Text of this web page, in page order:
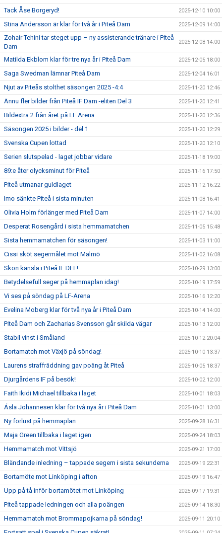
Tack Åse Borgeryd! 2025-12-10 10:00
Stina Andersson är klar för två år i Piteå Dam 2025-12-09 14:00
Zohair Tehini tar steget upp – ny assisterande tränare i Piteå
Dam
2025-12-08 14:00
Matilda Ekblom klar för tre nya år i Piteå Dam 2025-12-05 18:00
Saga Swedman lämnar Piteå Dam 2025-12-04 16:01
Njut av Piteås stolthet säsongen 2025 -4:4 2025-11-20 12:46
Ännu fler bilder från Piteå IF Dam -eliten Del 3 2025-11-20 12:41
Bildextra 2 från året på LF Arena 2025-11-20 12:36
Säsongen 2025 i bilder - del 1 2025-11-20 12:29
Svenska Cupen lottad 2025-11-20 12:10
Serien slutspelad - laget jobbar vidare 2025-11-18 19:00
89:e åter olycksminut för Piteå 2025-11-16 17:50
Piteå utmanar guldlaget 2025-11-12 16:22
Imo sänkte Piteå i sista minuten 2025-11-08 16:41
Olivia Holm förlänger med Piteå Dam 2025-11-07 14:00
Desperat Rosengård i sista hemmamatchen 2025-11-05 15:48
Sista hemmamatchen för säsongen! 2025-11-03 11:00
Cissi sköt segermålet mot Malmö 2025-11-02 16:08
Skön känsla i Piteå IF DFF! 2025-10-29 13:00
Betydelsefull seger på hemmaplan idag! 2025-10-19 17:59
Vi ses på söndag på LF-Arena 2025-10-16 12:20
Evelina Moberg klar för två nya år i Piteå Dam 2025-10-14 14:00
Piteå Dam och Zacharias Svensson går skilda vägar 2025-10-13 12:00
Stabil vinst i Småland 2025-10-12 20:04
Bortamatch mot Växjö på söndag! 2025-10-10 13:37
Laurens straffräddning gav poäng åt Piteå 2025-10-05 18:37
Djurgårdens IF på besök! 2025-10-02 12:00
Faith Ikidi Michael tillbaka i laget 2025-10-01 18:03
Ásla Johannesen klar för två nya år i Piteå Dam 2025-10-01 13:00
Ny förlust på hemmaplan 2025-09-28 16:31
Maja Green tillbaka i laget igen 2025-09-24 18:03
Hemmamatch mot Vittsjö 2025-09-21 17:00
Bländande inledning – tappade segern i sista sekunderna 2025-09-19 22:31
Bortamöte mot Linköping i afton 2025-09-19 16:47
Upp på tå inför bortamötet mot Linköping 2025-09-17 19:31
Piteå tappade ledningen och alla poängen 2025-09-14 18:30
Hemmamatch mot Brommapojkarna på söndag! 2025-09-11 20:10